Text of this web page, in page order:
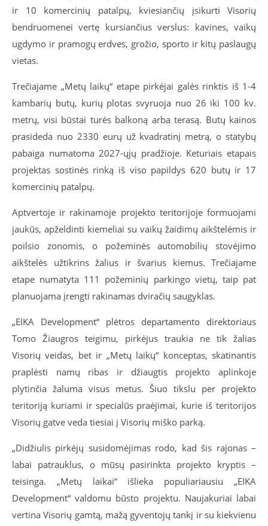
ir 10 komercinių patalpų, kviesiančių įsikurti Visorių
bendruomenei vertę kursiančius verslus: kavines, vaikų
ugdymo ir pramogų erdves, grožio, sporto ir kitų paslaugų
vietas.
Trečiajame „Metų laikų“ etape pirkėjai galės rinktis iš 1-4
kambarių butų, kurių plotas svyruoja nuo 26 iki 100 kv.
metrų, visi būstai turės balkoną arba terasą. Butų kainos
prasideda nuo 2330 eurų už kvadratinį metrą, o statybų
pabaiga numatoma 2027-ųjų pradžioje. Keturiais etapais
projektas sostinės rinką iš viso papildys 620 butų ir 17
komercinių patalpų.
Aptvertoje ir rakinamoje projekto teritorijoje formuojami
jaukūs, apželdinti kiemeliai su vaikų žaidimų aikštelėmis ir
poilsio zonomis, o požeminės automobilių stovėjimo
aikštelės užtikrins žalius ir švarius kiemus. Trečiajame
etape numatyta 111 požeminių parkingo vietų, taip pat
planuojama įrengti rakinamas dviračių saugyklas.
„EIKA Development“ plėtros departamento direktoriaus
Tomo Žiaugros teigimu, pirkėjus traukia ne tik žalias
Visorių veidas, bet ir „Metų laikų“ konceptas, skatinantis
praplėsti namų ribas ir džiaugtis projekto aplinkoje
plytinčia žaluma visus metus. Šiuo tikslu per projekto
teritoriją kuriami ir specialūs praėjimai, kurie iš teritorijos
Visorių gatve veda tiesiai į Visorių miško parką.
„Didžiulis pirkėjų susidomėjimas rodo, kad šis rajonas –
labai patrauklus, o mūsų pasirinkta projekto kryptis –
teisinga. „Metų laikai“ išlieka populiariausiu „EIKA
Development“ valdomu būsto projektu. Naujakuriai labai
vertina Visorių gamtą, mažą gyventojų tankį ir su kiekvienu